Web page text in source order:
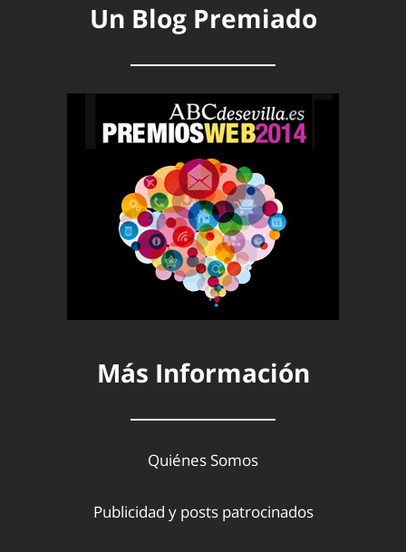
Un Blog Premiado
Más Información
Quiénes Somos
Publicidad y posts patrocinados